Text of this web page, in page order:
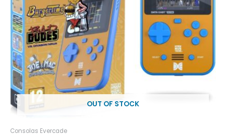
OUT OF STOCK
Consolas Evercade